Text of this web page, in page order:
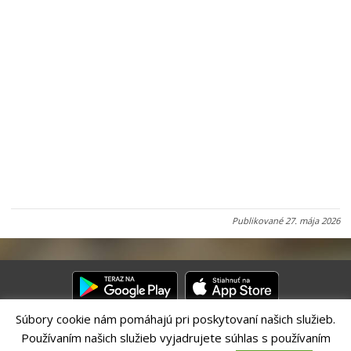
Publikované27. mája 2026
Riešenie CITIO 2.0| Technický prevádzkovateľ – MVI Technology sk,
Súbory cookie nám pomáhajú pri poskytovaní našich služieb.
Používaním našich služieb vyjadrujete súhlas s používaním